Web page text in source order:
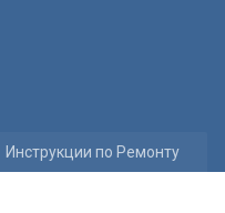
Инструкции по Ремонту